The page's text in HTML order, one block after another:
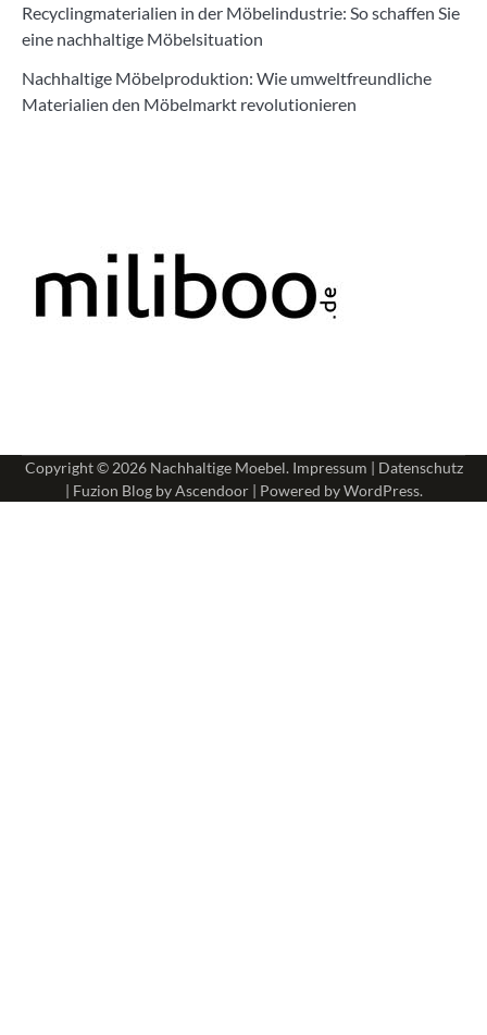
Recyclingmaterialien in der Möbelindustrie: So schaffen Sie
eine nachhaltige Möbelsituation
Nachhaltige Möbelproduktion: Wie umweltfreundliche
Materialien den Möbelmarkt revolutionieren
Copyright © 2026 Nachhaltige Moebel. Impressum | Datenschutz
| Fuzion Blog byAscendoor| Powered byWordPress.